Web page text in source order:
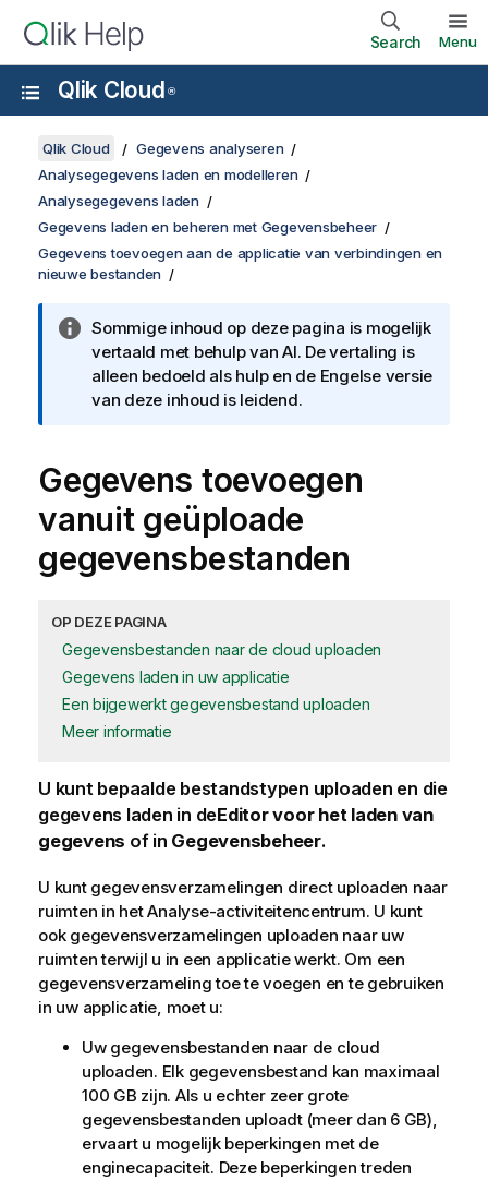
Search Menu
Qlik Cloud ®
Qlik Cloud
Gegevens analyseren
Analysegegevens laden en modelleren
Analysegegevens laden
Gegevens laden en beheren met Gegevensbeheer
Gegevens toevoegen aan de applicatie van verbindingen en
nieuwe bestanden
Sommige inhoud op deze pagina is mogelijk
vertaald met behulp van AI. De vertaling is
alleen bedoeld als hulp en de Engelse versie
van deze inhoud is leidend.
Gegevens toevoegen
vanuit geüploade
gegevensbestanden
OP DEZE PAGINA
Gegevensbestanden naar de cloud uploaden
Gegevens laden in uw applicatie
Een bijgewerkt gegevensbestand uploaden
Meer informatie
U kunt bepaalde bestandstypen uploaden en die
gegevens laden in deEditor voor het laden van
gegevens of in Gegevensbeheer.
U kunt gegevensverzamelingen direct uploaden naar
ruimten in hetAnalyse-activiteitencentrum. U kunt
ook gegevensverzamelingen uploaden naar uw
ruimten terwijl u in een applicatiewerkt. Om een
gegevensverzamelingtoe te voegen en te gebruiken
in uw applicatie, moet u:
Uw gegevensbestanden naar de cloud
uploaden. Elk gegevensbestand kan maximaal
100 GB zijn. Als u echter zeer grote
gegevensbestanden uploadt (meer dan 6 GB),
ervaart u mogelijk beperkingen met de
enginecapaciteit. Deze beperkingen treden